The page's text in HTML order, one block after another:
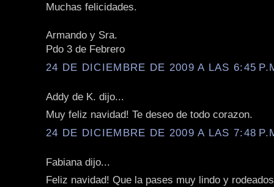
Muchas felicidades.
Armando y Sra.
Pdo 3 de Febrero
24 DE DICIEMBRE DE 2009 A LAS 6:45
Addy de K. dijo...
Muy feliz navidad! Te deseo de todo corazon.
24 DE DICIEMBRE DE 2009 A LAS 7:48
Fabiana dijo...
Feliz navidad! Que la pases muy lindo y